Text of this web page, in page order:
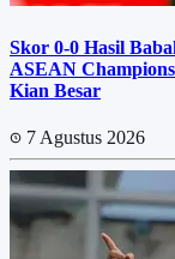
Skor 0-0 Hasil
ASEAN
Kian Besar
7 Agustus 2026